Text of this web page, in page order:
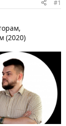
#1
(2020)